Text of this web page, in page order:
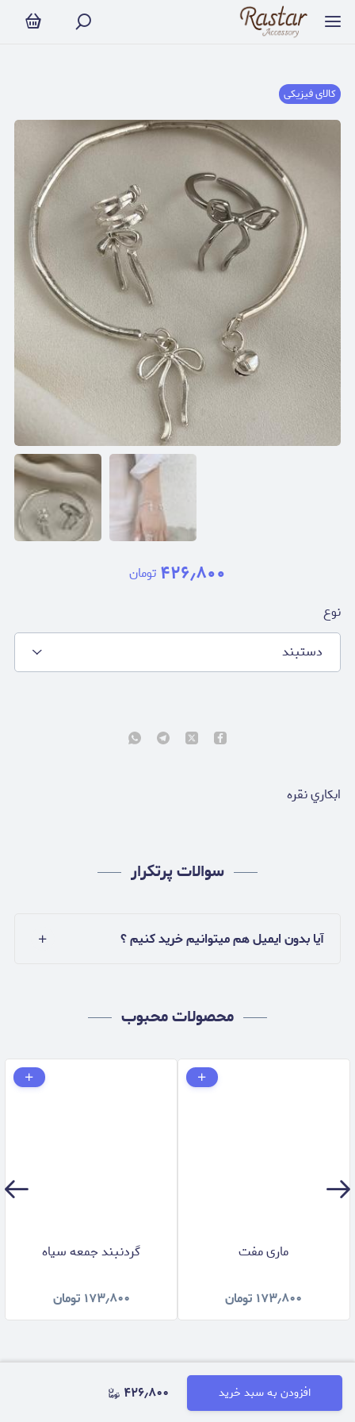
کالای فیزیکی
۴۲۶٫۸۰۰ تومان
افزودن به سبد خرید ۴۲۶٫۸۰۰
نوع
دستبند
ابكاري نقره
سوالات پرتکرار
آیا بدون ایمیل هم میتوانیم خرید کنیم ؟
محصولات محبوب
ماری مفت
۱۷۳٫۸۰۰ تومان
گردنبند جمعه سياه
۱۷۳٫۸۰۰ تومان